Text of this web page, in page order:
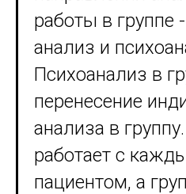
работы в группе
анализ и
Психоанализ в
перенесение
анализа в
работает с
пациентом, а